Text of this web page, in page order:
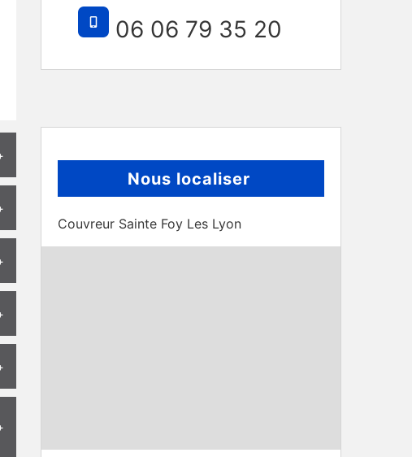
06 06 79 35 20
Nous localiser
Couvreur Sainte Foy Les Lyon